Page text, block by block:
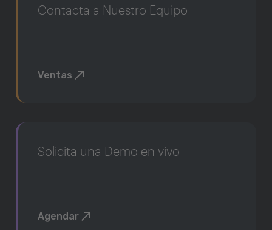
Contacta a Nuestro Equipo
Ventas
Solicita una Demo en vivo
Agendar